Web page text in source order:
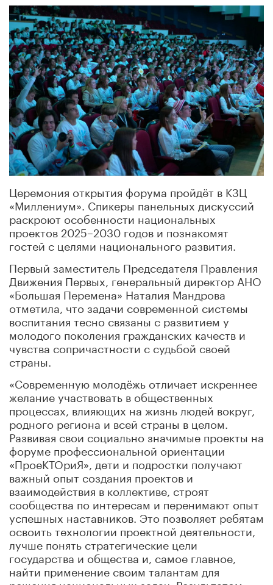
Церемония открытия форума пройдёт в КЗЦ
«Миллениум». Спикеры панельных дискуссий
раскроют особенности национальных
проектов 2025–2030 годов и познакомят
гостей с целями национального развития.
Первый заместитель Председателя Правления
Движения Первых, генеральный директор АНО
«Большая Перемена» Наталия Мандрова
отметила, что задачи современной системы
воспитания тесно связаны с развитием у
молодого поколения гражданских качеств и
чувства сопричастности с судьбой своей
страны.
«Современную молодёжь отличает искреннее
желание участвовать в общественных
процессах, влияющих на жизнь людей вокруг,
родного региона и всей страны в целом.
Развивая свои социально значимые проекты на
форуме профессиональной ориентации
«ПроеКТОриЯ», дети и подростки получают
важный опыт создания проектов и
взаимодействия в коллективе, строят
сообщества по интересам и перенимают опыт
успешных наставников. Это позволяет ребятам
освоить технологии проектной деятельности,
лучше понять стратегические цели
государства и общества и, самое главное,
найти применение своим талантам для